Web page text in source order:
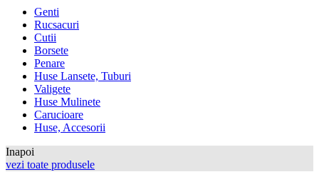
Genti
Rucsacuri
Cutii
Borsete
Penare
Huse Lansete, Tuburi
Valigete
Huse Mulinete
Carucioare
Huse, Accesorii
Inapoi
vezi toate produsele